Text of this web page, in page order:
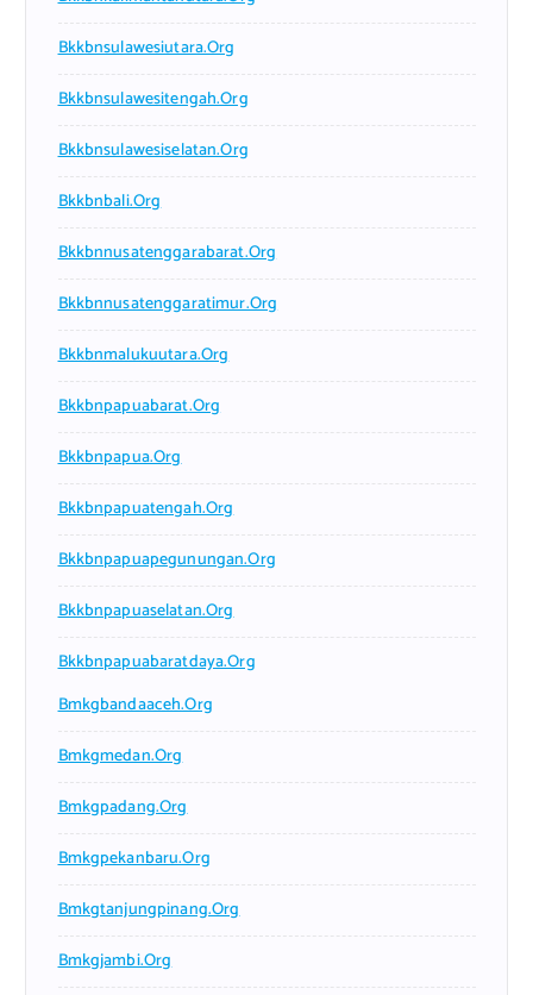
Bkkbnsulawesiutara.org
Bkkbnsulawesitengah.org
Bkkbnsulawesiselatan.org
Bkkbnbali.org
Bkkbnnusatenggarabarat.org
Bkkbnnusatenggaratimur.org
Bkkbnmalukuutara.org
Bkkbnpapuabarat.org
Bkkbnpapua.org
Bkkbnpapuatengah.org
Bkkbnpapuapegunungan.org
Bkkbnpapuaselatan.org
Bkkbnpapuabaratdaya.org
Bmkgbandaaceh.org
Bmkgmedan.org
Bmkgpadang.org
Bmkgpekanbaru.org
Bmkgtanjungpinang.org
Bmkgjambi.org